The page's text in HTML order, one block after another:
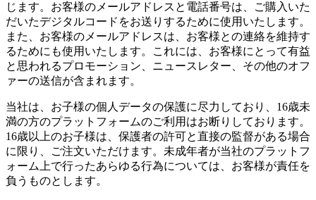
じます。お客様のメールアドレスと電話番号は、ご購入いた
だいたデジタルコードをお送りするために使用いたします。
また、お客様のメールアドレスは、お客様との連絡を維持す
るためにも使用いたします。これには、お客様にとって有益
と思われるプロモーション、ニュースレター、その他のオフ
ァーの送信が含まれます。
当社は、お子様の個人データの保護に尽力しており、16歳未
満の方のプラットフォームのご利用はお断りしております。
16歳以上のお子様は、保護者の許可と直接の監督がある場合
に限り、ご注文いただけます。未成年者が当社のプラットフ
ォーム上で行ったあらゆる行為については、お客様が責任を
負うものとします。